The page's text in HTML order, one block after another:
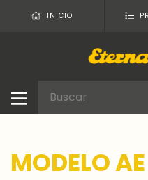
INICIO
MODELO